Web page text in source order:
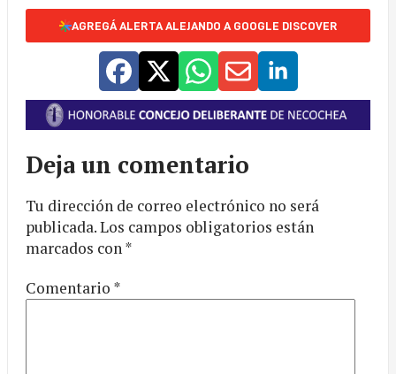
AGREGÁ ALERTA ALEJANDO A GOOGLE DISCOVER
Deja un comentario
Tu dirección de correo electrónico no será
publicada.Los campos obligatorios están
marcados con*
Comentario *